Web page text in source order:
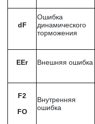
dF
Ошибка
динамического
торможения
EEr Внешняя ошибка
F2
FO
Внутренняя
ошибка